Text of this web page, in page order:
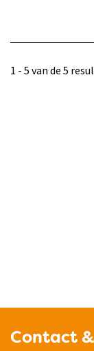
1 - 5 van de 5
Contact